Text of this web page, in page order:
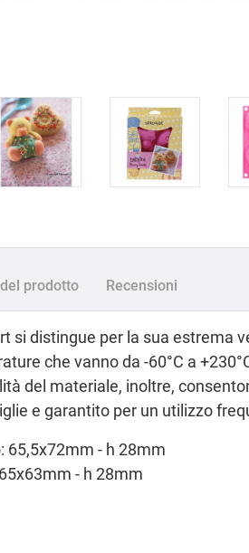
prodotto Recensioni
si distingue per la sua estrema
che vanno da -60°C a
del materiale, inoltre,
e garantito per un utilizzo
65,5x72mm - h 28mm
- h 28mm